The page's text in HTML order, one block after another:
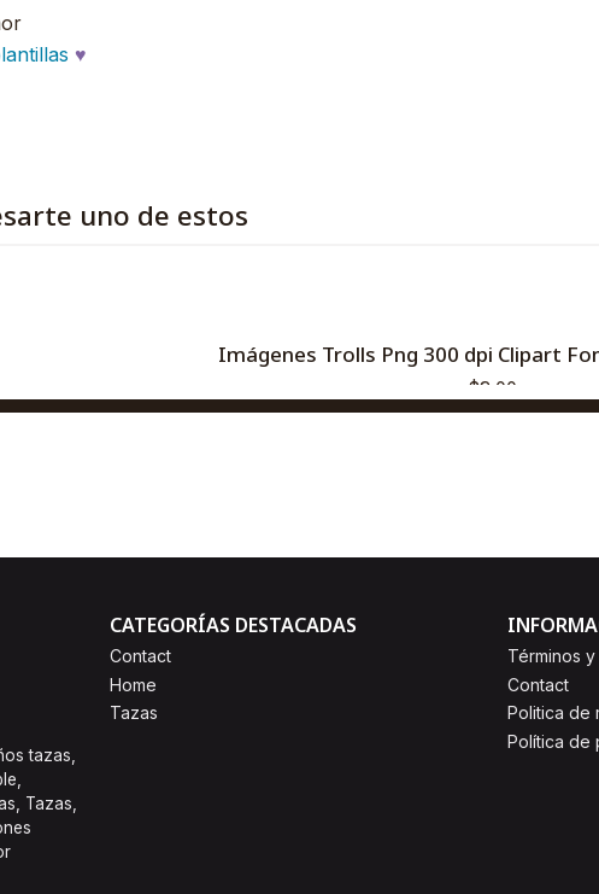
♥
uno de estos
Imágenes Trolls Png 300 dpi Clipart
$3,00
tazas,
Tazas,
CATEGORÍAS DESTACADAS
Contact
Home
Tazas
Términos
Contact
Politica de
Política de